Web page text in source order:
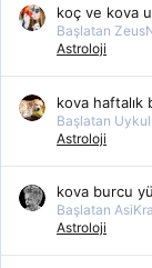
koç ve kova
Başlatan
Astroloji
kova haftalık
Başlatan
Astroloji
kova burcu
Başlatan
Astroloji